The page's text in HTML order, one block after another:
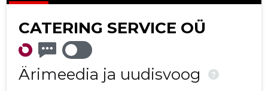
CATERING SERVICE OÜ
Ärimeedia ja uudisvoog ?